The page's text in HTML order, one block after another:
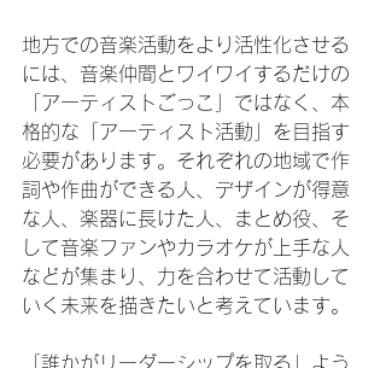
地方での音楽活動をより活性化させる
には、音楽仲間とワイワイするだけの
「アーティストごっこ」ではなく、本
格的な「アーティスト活動」を目指す
必要があります。それぞれの地域で作
詞や作曲ができる人、デザインが得意
な人、楽器に長けた人、まとめ役、そ
して音楽ファンやカラオケが上手な人
などが集まり、力を合わせて活動して
いく未来を描きたいと考えています。
「誰かがリーダーシップを取る」よう